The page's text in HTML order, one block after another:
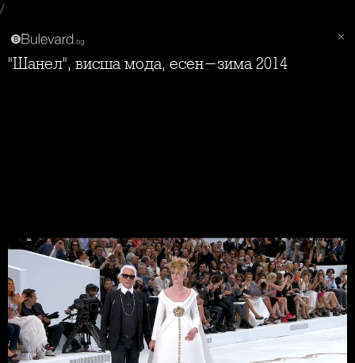
/
"Шанел", висша мода, есен-зима 2014